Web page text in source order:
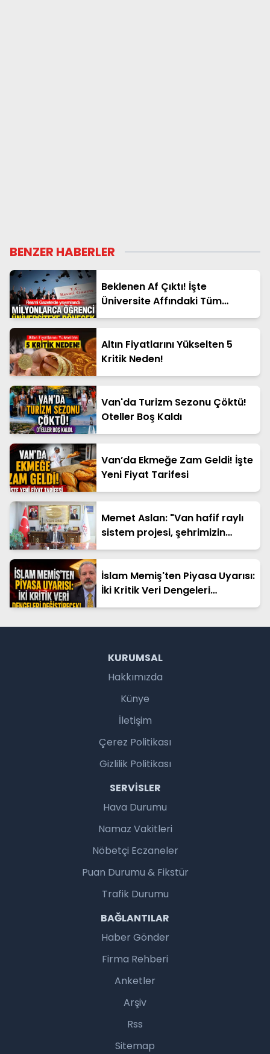
BENZER HABERLER
Beklenen Af Çıktı! İşte
Üniversite Affındaki Tüm
Detaylar
Altın Fiyatlarını Yükselten 5
Kritik Neden!
Van'da Turizm Sezonu Çöktü!
Oteller Boş Kaldı
Van’da Ekmeğe Zam Geldi! İşte
Yeni Fiyat Tarifesi
Memet Aslan: "Van hafif raylı
sistem projesi, şehrimizin
geleceğine yapılan en büyük
İslam Memiş'ten Piyasa Uyarısı:
İki Kritik Veri Dengeleri
Değiştirecek!
KURUMSAL
Hakkımızda
Künye
İletişim
Çerez Politikası
Gizlilik Politikası
SERVISLER
Hava Durumu
Namaz Vakitleri
Nöbetçi Eczaneler
Puan Durumu & Fikstür
Trafik Durumu
BAĞLANTILAR
Haber Gönder
Firma Rehberi
Anketler
Arşiv
Rss
Sitemap